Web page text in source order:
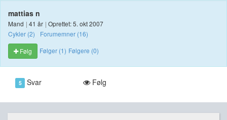
mattias n
Mand | 41 år | Oprettet: 5. okt 2007
Cykler (2)
Forumemner (16)
Følg
Følger (1) Følgere (0)
5 Svar Følg